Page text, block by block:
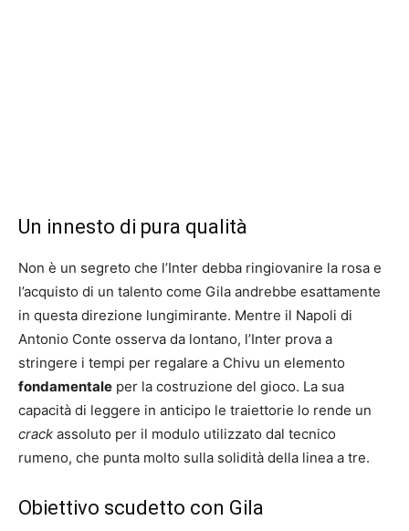
Un innesto di pura qualità
Non è un segreto che l’Inter debba ringiovanire la rosa e
l’acquisto di un talento come Gila andrebbe esattamente
in questa direzione lungimirante. Mentre il Napoli di
Antonio Conte osserva da lontano, l’Inter prova a
stringere i tempi per regalare a Chivu un elemento
fondamentale per la costruzione del gioco. La sua
capacità di leggere in anticipo le traiettorie lo rende un
crack assoluto per il modulo utilizzato dal tecnico
rumeno, che punta molto sulla solidità della linea a tre.
Obiettivo scudetto con Gila